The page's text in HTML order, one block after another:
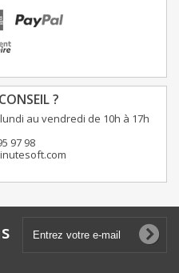
CONSEIL ?
au vendredi de 10h à 17h
97 98